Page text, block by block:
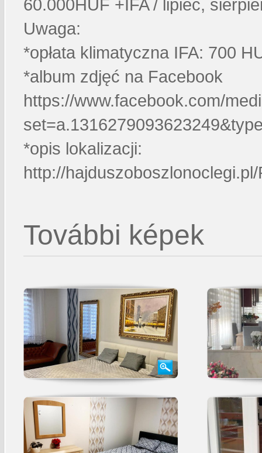
60.000HUF +IFA / lipiec,
Uwaga:
*opłata klimatyczna IFA: 700
*album zdjęć na Facebook
https://www.facebook.com/
*opis lokalizacji:
http://
További képek